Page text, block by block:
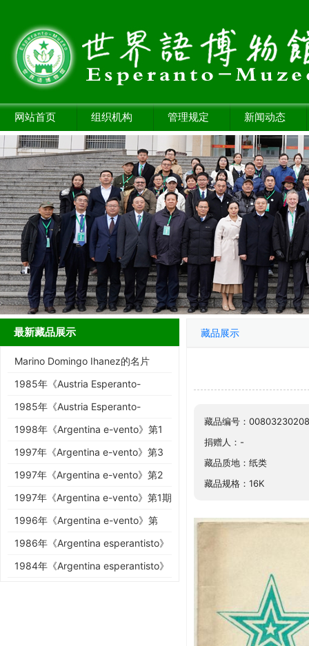
网站首页 组织机构 管理规定 新闻动态
最新藏品展示
Marino Domingo Ihanez的名片
1985年《Austria Esperanto-
Revuo》第4-6期
1985年《Austria Esperanto-
Revuo》第1-3期
1998年《Argentina e-vento》第1
期
1997年《Argentina e-vento》第3
期
1997年《Argentina e-vento》第2
期
1997年《Argentina e-vento》第1期
1996年《Argentina e-vento》第
2/3期
1986年《Argentina esperantisto》
总第393期
1984年《Argentina esperantisto》
藏品展示
藏品编号：
捐赠人：-
藏品质地：纸类
藏品规格：16K